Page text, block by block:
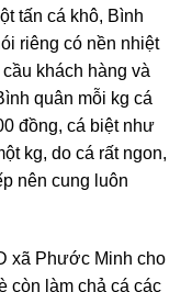
tấn cá khô, Bình
riêng có nền nhiệt
khách hàng và
quân mỗi kg cá
đồng, cá biệt như
kg, do cá rất ngon,
nên cung luôn
xã Phước Minh cho
còn làm chả cá các